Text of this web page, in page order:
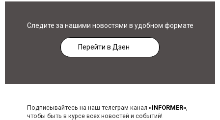
Следите за нашими новостями в удобном формате
Перейти в Дзен
Подписывайтесь на наш телеграм-канал «INFORMER»,
чтобы быть в курсе всех новостей и событий!